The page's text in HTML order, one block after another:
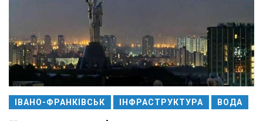
ІВАНО-ФРАНКІВСЬК ІНФРАСТРУКТУРА ВОДА